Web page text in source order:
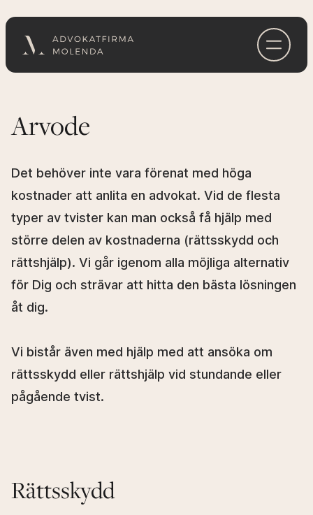
Familjerätt
Offentligt biträde
Arvode
Skilsmässa
Om oss
Kontakt
eller behov av hjälp inom familjerätt, brottmål samt om Du
Arvode
Det behöver inte vara förenat med höga
kostnader att anlita en advokat. Vid de flesta
typer av tvister kan man också få hjälp med
större delen av kostnaderna (rättsskydd och
rättshjälp). Vi går igenom alla möjliga alternativ
för Dig och strävar att hitta den bästa lösningen
åt dig.
Vi bistår även med hjälp med att ansöka om
rättsskydd eller rättshjälp vid stundande eller
pågående tvist.
Rättsskydd